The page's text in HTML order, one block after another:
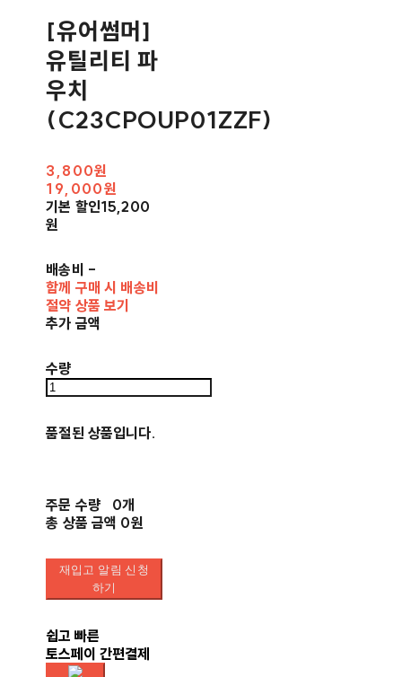
[유어썸머]
유틸리티 파
우치
(C23CPOUP01ZZF)
3,800원
19,000원
기본 할인15,200
원
배송비 -
함께 구매 시 배송비
절약 상품 보기
추가 금액
수량
품절된 상품입니다.
주문 수량
0개
총 상품 금액 0원
재입고 알림 신청
하기
쉽고 빠른
토스페이 간편결제